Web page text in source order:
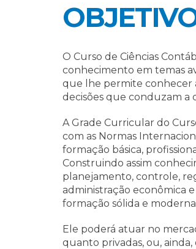
O Curso de Ciências
conhecimento em temas
que lhe permite conhecer
decisões que conduzam a
A Grade Curricular do
com as Normas
formação básica,
Construindo assim
planejamento, controle,
administração econômica
formação sólida e
Ele poderá atuar no
quanto privadas, ou,